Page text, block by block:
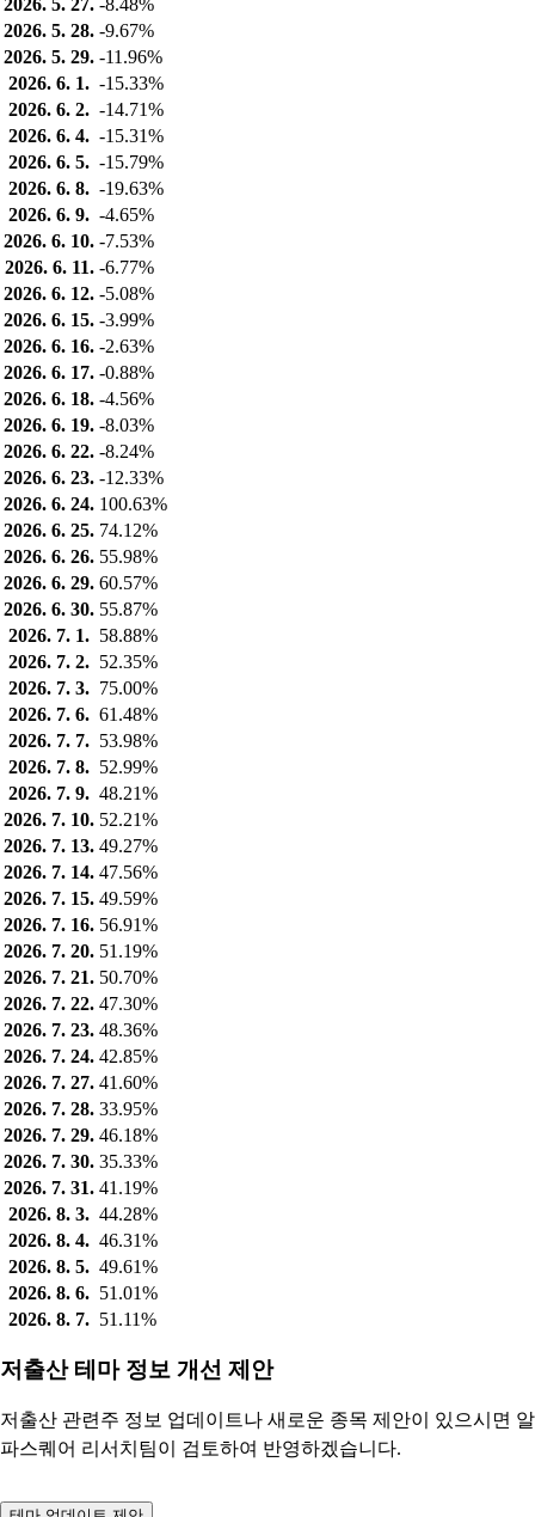
2026. 5. 27. -8.48%
2026. 5. 28. -9.67%
2026. 5. 29. -11.96%
2026. 6. 1. -15.33%
2026. 6. 2. -14.71%
2026. 6. 4. -15.31%
2026. 6. 5. -15.79%
2026. 6. 8. -19.63%
2026. 6. 9. -4.65%
2026. 6. 10. -7.53%
2026. 6. 11. -6.77%
2026. 6. 12. -5.08%
2026. 6. 15. -3.99%
2026. 6. 16. -2.63%
2026. 6. 17. -0.88%
2026. 6. 18. -4.56%
2026. 6. 19. -8.03%
2026. 6. 22. -8.24%
2026. 6. 23. -12.33%
2026. 6. 24. 100.63%
2026. 6. 25. 74.12%
2026. 6. 26. 55.98%
2026. 6. 29. 60.57%
2026. 6. 30. 55.87%
2026. 7. 1. 58.88%
2026. 7. 2. 52.35%
2026. 7. 3. 75.00%
2026. 7. 6. 61.48%
2026. 7. 7. 53.98%
2026. 7. 8. 52.99%
2026. 7. 9. 48.21%
2026. 7. 10. 52.21%
2026. 7. 13. 49.27%
2026. 7. 14. 47.56%
2026. 7. 15. 49.59%
2026. 7. 16. 56.91%
2026. 7. 20. 51.19%
2026. 7. 21. 50.70%
2026. 7. 22. 47.30%
2026. 7. 23. 48.36%
2026. 7. 24. 42.85%
2026. 7. 27. 41.60%
2026. 7. 28. 33.95%
2026. 7. 29. 46.18%
2026. 7. 30. 35.33%
2026. 7. 31. 41.19%
2026. 8. 3. 44.28%
2026. 8. 4. 46.31%
2026. 8. 5. 49.61%
2026. 8. 6. 51.01%
2026. 8. 7. 51.11%
저출산 테마 정보 개선 제안
저출산 관련주 정보 업데이트나 새로운 종목 제안이 있으시면 알
파스퀘어 리서치팀이 검토하여 반영하겠습니다.